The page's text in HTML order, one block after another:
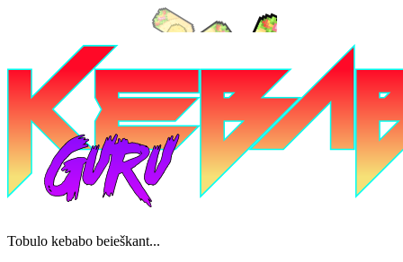
Tobulo kebabo beieškant...